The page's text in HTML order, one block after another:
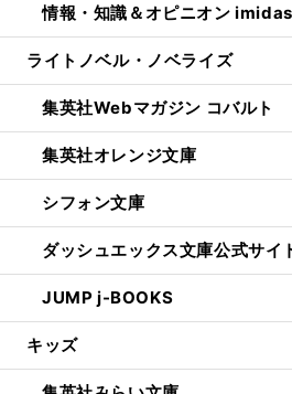
情報・知識＆オピニオン imidas
ライトノベル・ノベライズ
集英社Webマガジン コバルト
集英社オレンジ文庫
シフォン文庫
ダッシュエックス文庫公式サイ
JUMP j-BOOKS
キッズ